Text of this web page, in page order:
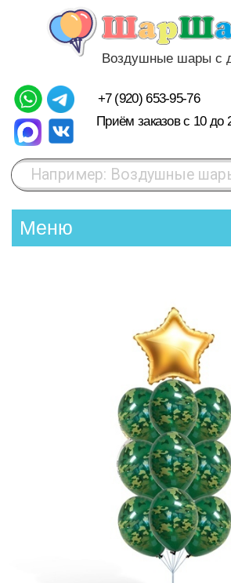
Воздушные шары с доставкой
Приём заказов с 10 до 21
Меню
Например: Воздушные шары маме